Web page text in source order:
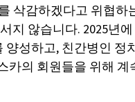
삭감하겠다고 위협
지 않습니다. 2025년
양성하고, 친간병인
카의 회원들을 위해